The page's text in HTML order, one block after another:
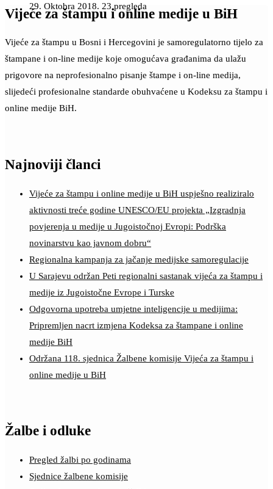
29. Oktobra 2018. 23 pregleda
Vijeće za štampu i online medije u BiH
Vijeće za štampu u Bosni i Hercegovini je samoregulatorno tijelo za
štampane i on-line medije koje omogućava građanima da ulažu
prigovore na neprofesionalno pisanje štampe i on-line medija,
slijedeći profesionalne standarde obuhvaćene u Kodeksu za štampu i
online medije BiH.
Najnoviji članci
Vijeće za štampu i online medije u BiH uspješno realiziralo
aktivnosti treće godine UNESCO/EU projekta „Izgradnja
povjerenja u medije u Jugoistočnoj Evropi: Podrška
novinarstvu kao javnom dobru“
Regionalna kampanja za jačanje medijske samoregulacije
U Sarajevu održan Peti regionalni sastanak vijeća za štampu i
medije iz Jugoistočne Evrope i Turske
Odgovorna upotreba umjetne inteligencije u medijima:
Pripremljen nacrt izmjena Kodeksa za štampane i online
medije BiH
Održana 118. sjednica Žalbene komisije Vijeća za štampu i
online medije u BiH
Žalbe i odluke
Pregled žalbi po godinama
Sjednice žalbene komisije